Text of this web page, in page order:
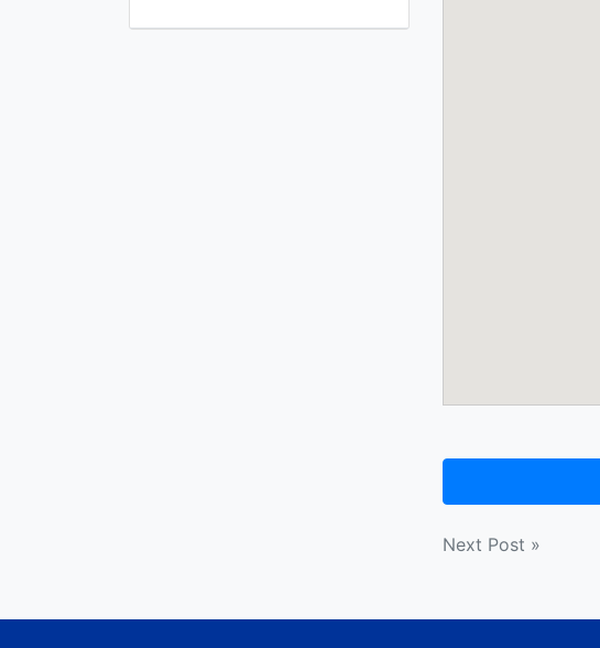
投
ナ
Next Post »